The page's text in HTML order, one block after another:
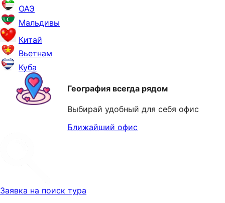
ОАЭ
Мальдивы
Китай
Вьетнам
Куба
География всегда рядом
Выбирай удобный для себя офис
Ближайший офис
Заявка на поиск тура